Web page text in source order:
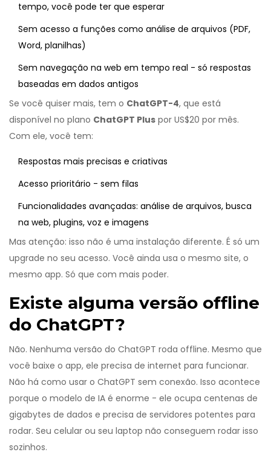
tempo, você pode ter que esperar
Sem acesso a funções como análise de arquivos (PDF,
Word, planilhas)
Sem navegação na web em tempo real - só respostas
baseadas em dados antigos
Se você quiser mais, tem o ChatGPT-4, que está
disponível no plano ChatGPT Plus por US$20 por mês.
Com ele, você tem:
Respostas mais precisas e criativas
Acesso prioritário - sem filas
Funcionalidades avançadas: análise de arquivos, busca
na web, plugins, voz e imagens
Mas atenção: isso não é uma instalação diferente. É só um
upgrade no seu acesso. Você ainda usa o mesmo site, o
mesmo app. Só que com mais poder.
Existe alguma versão offline
do ChatGPT?
Não. Nenhuma versão do ChatGPT roda offline. Mesmo que
você baixe o app, ele precisa de internet para funcionar.
Não há como usar o ChatGPT sem conexão. Isso acontece
porque o modelo de IA é enorme - ele ocupa centenas de
gigabytes de dados e precisa de servidores potentes para
rodar. Seu celular ou seu laptop não conseguem rodar isso
sozinhos.